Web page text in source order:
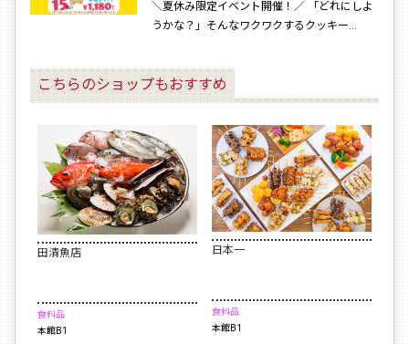
＼夏休み限定イベント開催！／ 「どれにしよ
うかな？」そんなワクワクするクッキー...
こちらのショップもおすすめ
田清魚店
食料品
本館B1
日本一
食料品
本館B1